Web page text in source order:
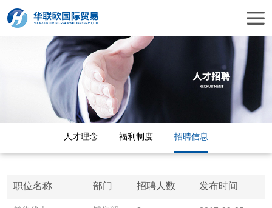
人才理念 福利制度 招聘信息
职位名称 部门 招聘人数 发布时间